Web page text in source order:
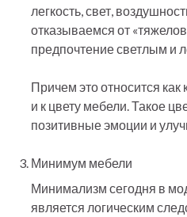
легкость, свет,
отказываемся от
предпочтение светлым и
Причем это относится как
и к цвету мебели. Такое
позитивные эмоции и
Минимум мебели
Минимализм сегодня в
является логическим